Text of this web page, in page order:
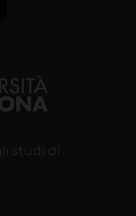
studi di